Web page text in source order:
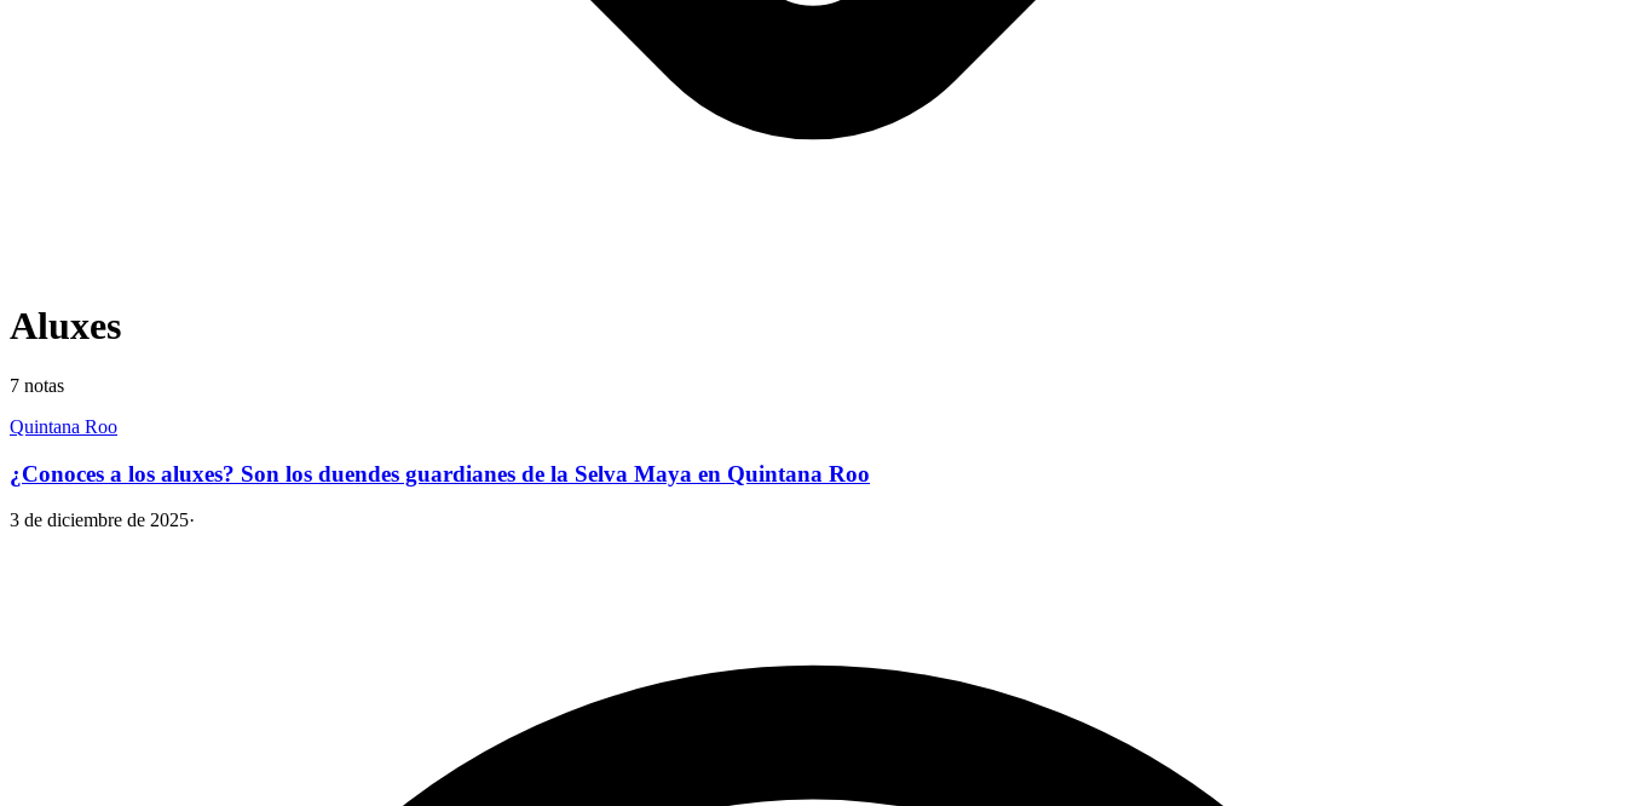
Aluxes
7 notas
Quintana Roo
¿Conoces a los aluxes? Son los duendes guardianes de la Selva Maya en Quintana Roo
3 de diciembre de 2025·